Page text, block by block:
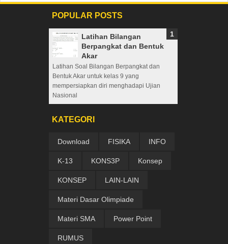
POPULAR POSTS
Latihan Bilangan
Berpangkat dan Bentuk
Akar
Latihan Soal Bilangan Berpangkat dan
Bentuk Akar untuk kelas 9 yang
mempersiapkan diri menghadapi Ujian
Nasional
KATEGORI
Download FISIKA INFO
K-13 KONS3P Konsep
KONSEP LAIN-LAIN
Materi Dasar Olimpiade
Materi SMA Power Point
RUMUS